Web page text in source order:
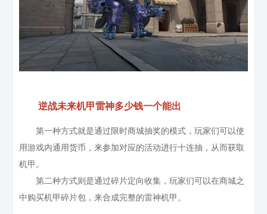
逆战未来机甲雷神多少钱一个能出
第一种方式就是通过限时商城抽奖的模式，玩家们可以使
用游戏内通用货币，来参加对应的活动进行十连抽，从而获取
机甲。
第二种方式则是通过碎片定向收集，玩家们可以在商城之
中购买机甲碎片包，来合成完整的雷神机甲。